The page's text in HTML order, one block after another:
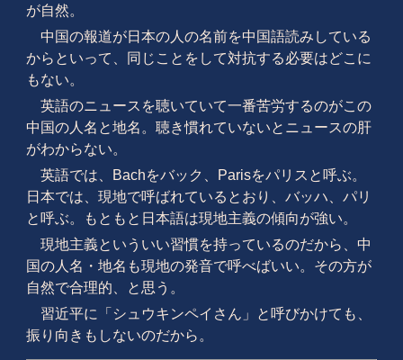
が自然。
中国の報道が日本の人の名前を中国語読みしている
からといって、同じことをして対抗する必要はどこに
もない。
英語のニュースを聴いていて一番苦労するのがこの
中国の人名と地名。聴き慣れていないとニュースの肝
がわからない。
英語では、Bachをバック、Parisをパリスと呼ぶ。
日本では、現地で呼ばれているとおり、バッハ、パリ
と呼ぶ。もともと日本語は現地主義の傾向が強い。
現地主義といういい習慣を持っているのだから、中
国の人名・地名も現地の発音で呼べばいい。その方が
自然で合理的、と思う。
習近平に「シュウキンペイさん」と呼びかけても、
振り向きもしないのだから。